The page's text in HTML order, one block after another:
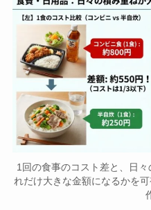
1回の食事のコスト差と、日
れだけ大きな金額になるかを